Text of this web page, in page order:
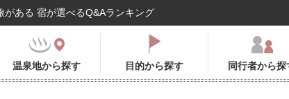
がある 宿が選べるQ&Aランキング
温泉地から探す 目的から探す 同行者から探